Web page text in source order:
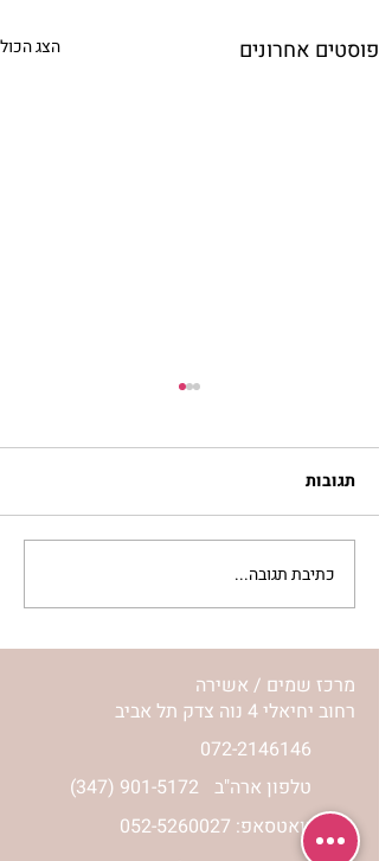
פוסטים אחרונים הצג הכול
סלט מצליבים | ג’סיקה
הלפרין
תגובות
כתיבת תגובה...
מרכז שמים / אשירה
רחוב יחיאלי 4 נוה צדק תל אביב
072-2146146
(347) 901-5172 טלפון ארה"ב
וואטסאפ: 052-5260027